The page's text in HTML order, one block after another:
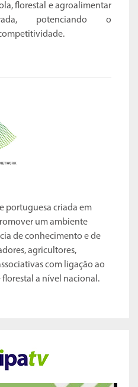
florestal e agroalimentar
potenciando o
portuguesa criada em
um ambiente
de conhecimento e de
agricultores,
com ligação ao
a nível nacional.